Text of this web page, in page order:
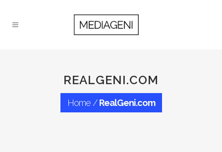
REALGENI.COM
Home/RealGeni.com